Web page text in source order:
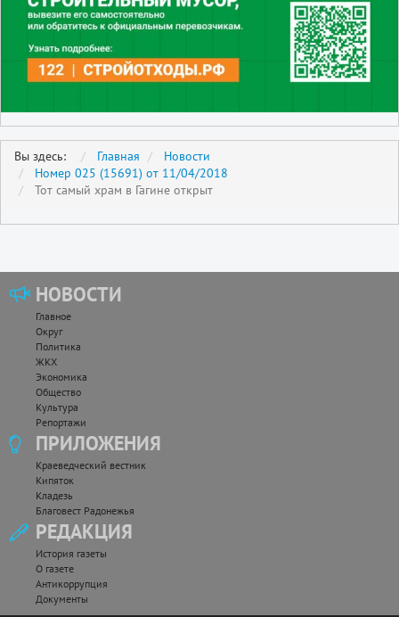
Вы здесь: Главная
Новости
Номер 025 (15691) от 11/04/2018
Тот самый храм в Гагине открыт
НОВОСТИ
Главное
Округ
Политика
ЖКХ
Экономика
Общество
Культура
Репортажи
ПРИЛОЖЕНИЯ
Краеведческий вестник
Кипяток
Кладезь
Благовест Радонежья
РЕДАКЦИЯ
История газеты
О газете
Антикоррупция
Документы